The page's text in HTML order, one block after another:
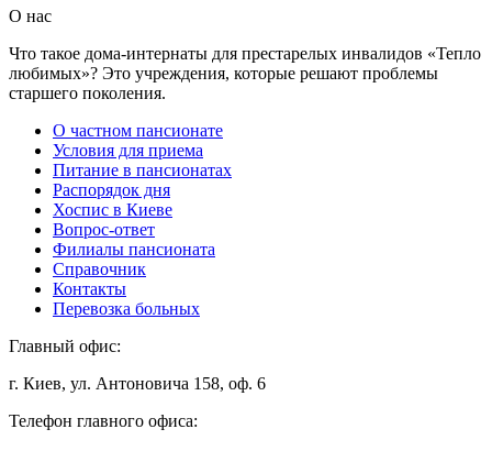
О нас
Что такое дома-интернаты для престарелых инвалидов «Тепло
любимых»? Это учреждения, которые решают проблемы
старшего поколения.
О частном пансионате
Условия для приема
Питание в пансионатах
Распорядок дня
Хоспис в Киеве
Вопрос-ответ
Филиалы пансионата
Справочник
Контакты
Перевозка больных
Главный офис:
г. Киев, ул. Антоновича 158, оф. 6
Телефон главного офиса: